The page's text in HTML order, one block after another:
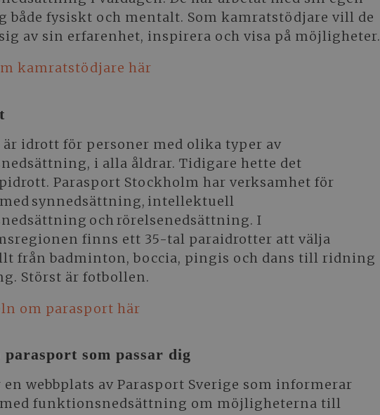
både fysiskt och mentalt. Som kamratstödjare vill de
av sin erfarenhet, inspirera och visa på möjligheter.
kamratstödjare här
är idrott för personer med olika typer av
i alla åldrar. Tidigare hette det
Parasport Stockholm har verksamhet för
synnedsättning, intellektuell
och rörelsenedsättning. I
finns ett 35-tal paraidrotter att välja
från badminton, boccia, pingis och dans till ridning
Störst är fotbollen.
om parasport här
som passar dig
en webbplats av Parasport Sverige som informerar
funktionsnedsättning om möjligheterna till